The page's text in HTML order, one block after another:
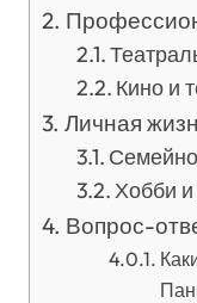
Кино и
Личная
Хобби
Вопрос-